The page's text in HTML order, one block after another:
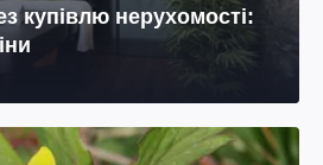
купівлю нерухомості: